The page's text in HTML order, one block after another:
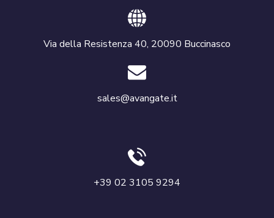
Via della Resistenza 40, 20090 Buccinasco
sales@avangate.it
+39 02 3105 9294